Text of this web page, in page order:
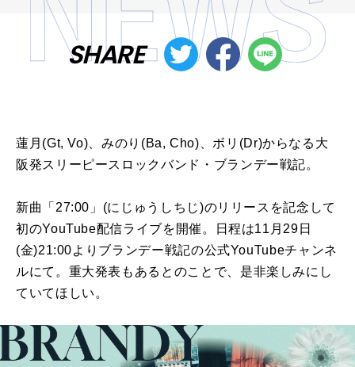
SHARE
蓮月(Gt, Vo)、みのり(Ba, Cho)、ボリ(Dr)からなる大
阪発スリーピースロックバンド・ブランデー戦記。
新曲「27:00」(にじゅうしちじ)のリリースを記念して
初のYouTube配信ライブを開催。日程は11月29日
(金)21:00よりブランデー戦記の公式YouTubeチャンネ
ルにて。重大発表もあるとのことで、是非楽しみにし
ていてほしい。